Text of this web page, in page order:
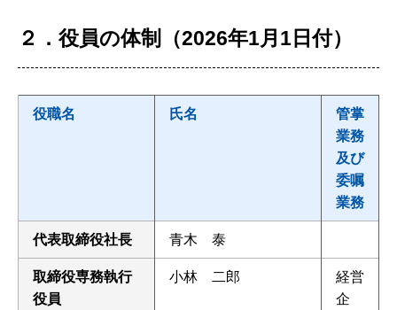
２．役員の体制（2026年1月1日付）
役職名 氏名
管掌
業務
及び
委嘱
業務
代表取締役社長 青木 泰
取締役専務執行
役員
小林 二郎
経営
企